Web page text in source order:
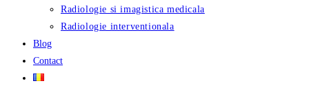
Radiologie si imagistica medicala
Radiologie interventionala
Blog
Contact